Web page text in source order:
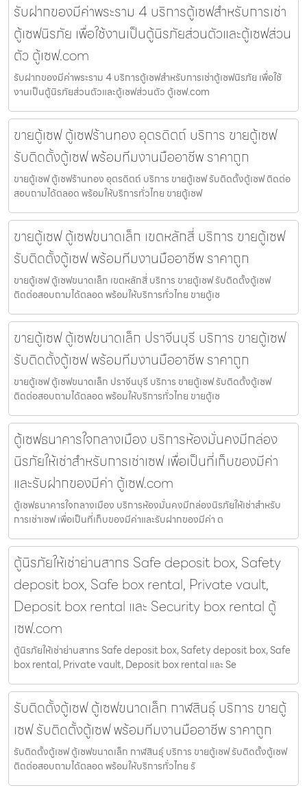
รับฝากของมีค่าพระราม 4 บริการตู้เซฟสำหรับการเช่า
ตู้เซฟนิรภัย เพื่อใช้งานเป็นตู้นิรภัยส่วนตัวและตู้เซฟส่วน
ตัว ตู้เซฟ.com
รับฝากของมีค่าพระราม 4 บริการตู้เซฟสำหรับการเช่าตู้เซฟนิรภัย เพื่อใช้
งานเป็นตู้นิรภัยส่วนตัวและตู้เซฟส่วนตัว ตู้เซฟ.com
ขายตู้เซฟ ตู้เซฟร้านทอง อุตรดิตถ์ บริการ ขายตู้เซฟ
รับติดตั้งตู้เซฟ พร้อมทีมงานมืออาชีพ ราคาถูก
ขายตู้เซฟ ตู้เซฟร้านทอง อุตรดิตถ์ บริการ ขายตู้เซฟ รับติดตั้งตู้เซฟ ติดต่อ
สอบถามได้ตลอด พร้อมให้บริการทั่วไทย ขายตู้เซฟ
ขายตู้เซฟ ตู้เซฟขนาดเล็ก เขตหลักสี่ บริการ ขายตู้เซฟ
รับติดตั้งตู้เซฟ พร้อมทีมงานมืออาชีพ ราคาถูก
ขายตู้เซฟ ตู้เซฟขนาดเล็ก เขตหลักสี่ บริการ ขายตู้เซฟ รับติดตั้งตู้เซฟ
ติดต่อสอบถามได้ตลอด พร้อมให้บริการทั่วไทย ขายตู้เซ
ขายตู้เซฟ ตู้เซฟขนาดเล็ก ปราจีนบุรี บริการ ขายตู้เซฟ
รับติดตั้งตู้เซฟ พร้อมทีมงานมืออาชีพ ราคาถูก
ขายตู้เซฟ ตู้เซฟขนาดเล็ก ปราจีนบุรี บริการ ขายตู้เซฟ รับติดตั้งตู้เซฟ
ติดต่อสอบถามได้ตลอด พร้อมให้บริการทั่วไทย ขายตู้เซ
ตู้เซฟธนาคารใจกลางเมือง บริการห้องมั่นคงมีกล่อง
นิรภัยให้เช่าสำหรับการเช่าเซฟ เพื่อเป็นที่เก็บของมีค่า
และรับฝากของมีค่า ตู้เซฟ.com
ตู้เซฟธนาคารใจกลางเมือง บริการห้องมั่นคงมีกล่องนิรภัยให้เช่าสำหรับ
การเช่าเซฟ เพื่อเป็นที่เก็บของมีค่าและรับฝากของมีค่า ต
ตู้นิรภัยให้เช่าย่านสาทร Safe deposit box, Safety
deposit box, Safe box rental, Private vault,
Deposit box rental และ Security box rental ตู้
เซฟ.com
ตู้นิรภัยให้เช่าย่านสาทร Safe deposit box, Safety deposit box, Safe
box rental, Private vault, Deposit box rental และ Se
รับติดตั้งตู้เซฟ ตู้เซฟขนาดเล็ก กาฬสินธุ์ บริการ ขายตู้
เซฟ รับติดตั้งตู้เซฟ พร้อมทีมงานมืออาชีพ ราคาถูก
รับติดตั้งตู้เซฟ ตู้เซฟขนาดเล็ก กาฬสินธุ์ บริการ ขายตู้เซฟ รับติดตั้งตู้เซฟ
ติดต่อสอบถามได้ตลอด พร้อมให้บริการทั่วไทย รั